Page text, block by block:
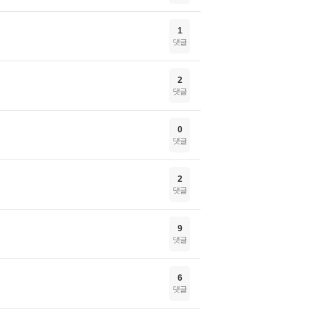
1
댓글
2
댓글
0
댓글
2
댓글
9
댓글
6
댓글